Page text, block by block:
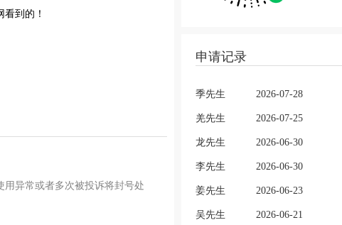
到的！
异常或者多次被投诉将封号处
申请记录
季先生 2026-07-28
羌先生 2026-07-25
龙先生 2026-06-30
李先生 2026-06-30
姜先生 2026-06-23
吴先生 2026-06-21